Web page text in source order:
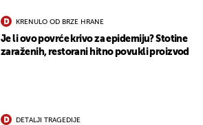
KRENULO OD BRZE HRANE
Je li ovo povrće krivo za epidemiju? Stotine
zaraženih, restorani hitno povukli proizvod
DETALJI TRAGEDIJE